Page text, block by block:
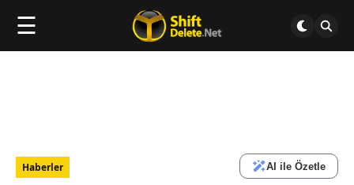
☰
Haberler AI ile Özetle